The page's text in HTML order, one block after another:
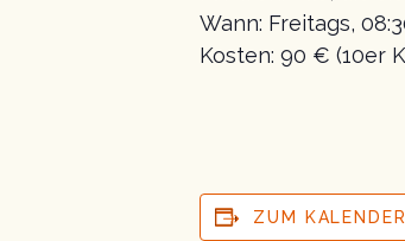
Wann: Freitags,
Kosten: 90 € (10er
ZUM